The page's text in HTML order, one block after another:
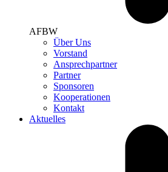
AFBW
Über Uns
Vorstand
Ansprechpartner
Partner
Sponsoren
Kooperationen
Kontakt
Aktuelles